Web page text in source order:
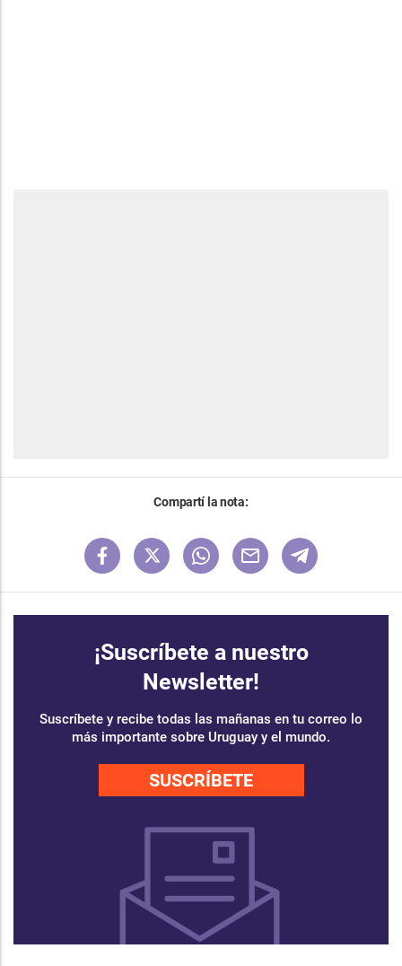
Compartí la nota:
¡Suscríbete a nuestro
Newsletter!
Suscríbete y recibe todas las mañanas en tu correo lo
más importante sobre Uruguay y el mundo.
SUSCRÍBETE